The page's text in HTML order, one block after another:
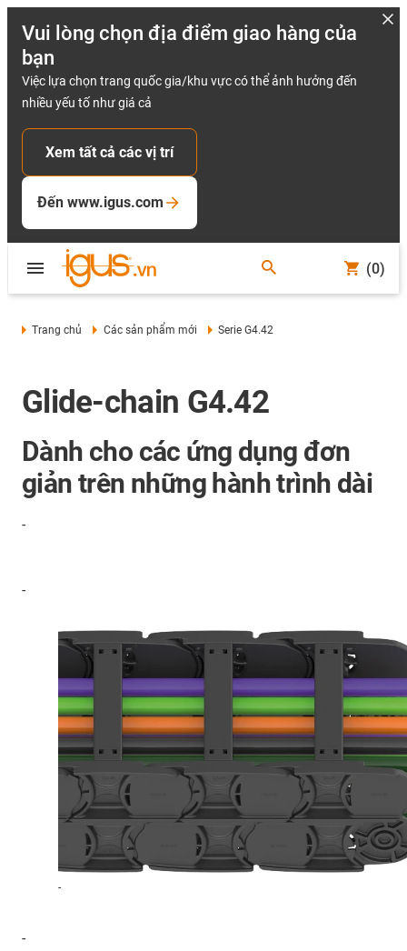
Vui lòng chọn địa điểm giao hàng của
bạn
Việc lựa chọn trang quốc gia/khu vực có thể ảnh hưởng đến
nhiều yếu tố như giá cả
Xem tất cả các vị trí
Đến www.igus.com
(0)
Trang chủ Các sản phẩm mới Serie G4.42
Glide-chain G4.42
Dành cho các ứng dụng đơn
giản trên những hành trình dài
-
-
-
-